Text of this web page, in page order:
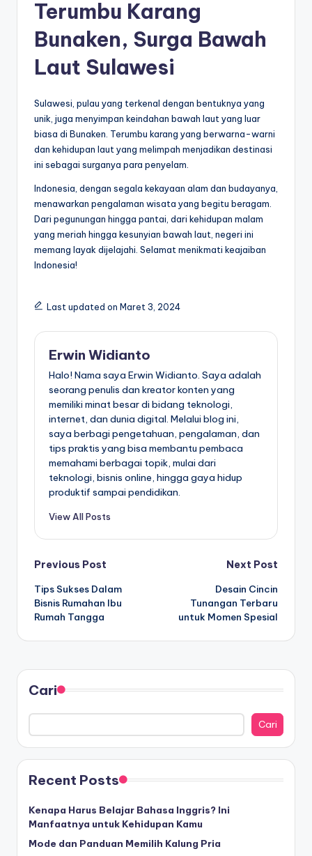
Terumbu Karang
Bunaken, Surga Bawah
Laut Sulawesi
Sulawesi, pulau yang terkenal dengan bentuknya yang
unik, juga menyimpan keindahan bawah laut yang luar
biasa di Bunaken. Terumbu karang yang berwarna-warni
dan kehidupan laut yang melimpah menjadikan destinasi
ini sebagai surganya para penyelam.
Indonesia, dengan segala kekayaan alam dan budayanya,
menawarkan pengalaman wisata yang begitu beragam.
Dari pegunungan hingga pantai, dari kehidupan malam
yang meriah hingga kesunyian bawah laut, negeri ini
memang layak dijelajahi. Selamat menikmati keajaiban
Indonesia!
Last updated on Maret 3, 2024
Erwin Widianto
Halo! Nama saya Erwin Widianto. Saya adalah
seorang penulis dan kreator konten yang
memiliki minat besar di bidang teknologi,
internet, dan dunia digital. Melalui blog ini,
saya berbagi pengetahuan, pengalaman, dan
tips praktis yang bisa membantu pembaca
memahami berbagai topik, mulai dari
teknologi, bisnis online, hingga gaya hidup
produktif sampai pendidikan.
View All Posts
Post
navigation
Previous Post
Tips Sukses Dalam
Bisnis Rumahan Ibu
Rumah Tangga
Next Post
Desain Cincin
Tunangan Terbaru
untuk Momen Spesial
Cari
Cari
Recent Posts
Kenapa Harus Belajar Bahasa Inggris? Ini
Manfaatnya untuk Kehidupan Kamu
Mode dan Panduan Memilih Kalung Pria